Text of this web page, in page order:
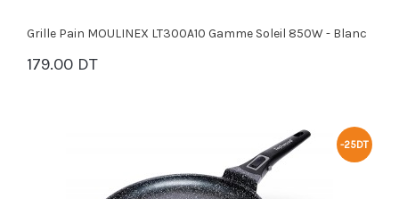
Grille Pain MOULINEX LT300A10 Gamme Soleil 850W - Blanc
179.00 DT
PANIER
-25DT